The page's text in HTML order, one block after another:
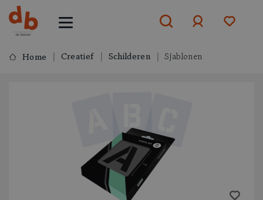
Home Creatief Schilderen Sjablonen